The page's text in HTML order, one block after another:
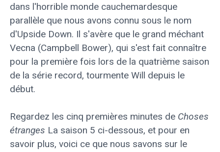
dans l'horrible monde cauchemardesque
parallèle que nous avons connu sous le nom
d'Upside Down. Il s'avère que le grand méchant
Vecna ​​(Campbell Bower), qui s'est fait connaître
pour la première fois lors de la quatrième saison
de la série record, tourmente Will depuis le
début.
Regardez les cinq premières minutes de Choses
étranges La saison 5 ci-dessous, et pour en
savoir plus, voici ce que nous savons sur le